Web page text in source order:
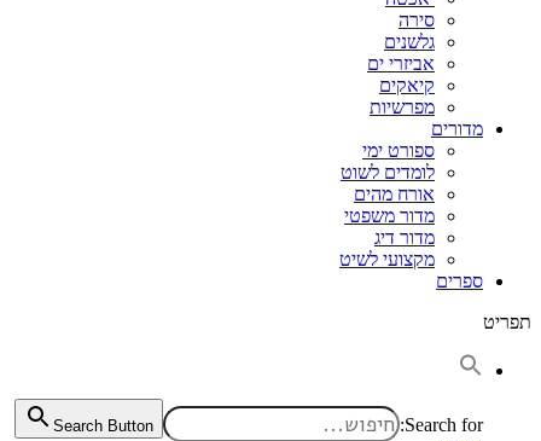
סירה
גלשנים
אביזרי ים
קיאקים
מפרשיות
מדורים
ספורט ימי
לומדים לשוט
אורח מהים
מדור משפטי
מדור דיג
מקצועי לשיט
ספרים
תפריט
Search for:
Search Button